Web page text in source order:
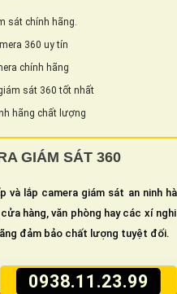
0938.11.23.99
sát chính hãng.
360 uy tín
chính hãng
sát 360 tốt nhất
hãng chất lượng
GIÁM SÁT 360
lắp camera giám sát an ninh
hàng, văn phòng hay các xí
đảm bảo chất lượng tuyệt đối.